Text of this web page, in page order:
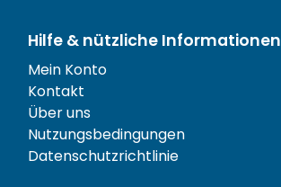
Hilfe & nützliche Informationen
Mein Konto
Kontakt
Über uns
Nutzungsbedingungen
Datenschutzrichtlinie